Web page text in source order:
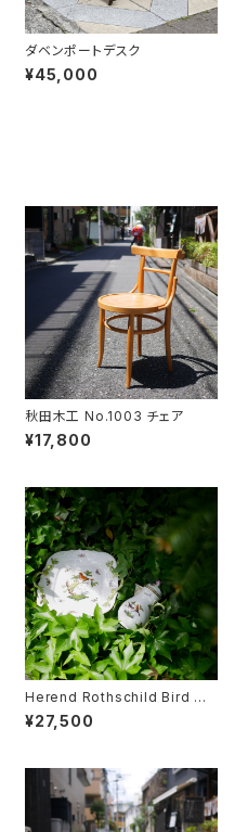
ダベンポートデスク
¥45,000
秋田木工 No.1003 チェア
¥17,800
Herend Rothschild Bird ミ
ニティーポット
¥27,500